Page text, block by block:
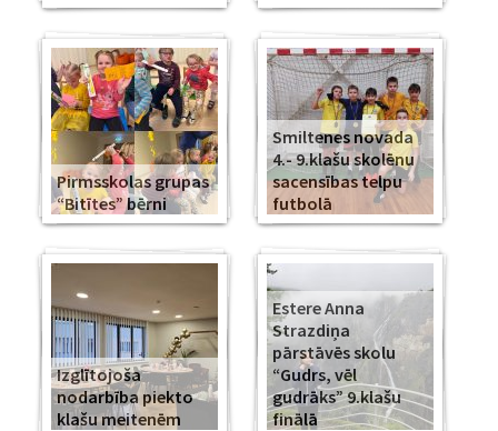
Pirmsskolas grupas
“Bitītes” bērni
Smiltenes novada
4.- 9.klašu skolēnu
sacensības telpu
futbolā
Izglītojoša
nodarbība piekto
klašu meitenēm
Estere Anna
Strazdiņa
pārstāvēs skolu
“Gudrs, vēl
gudrāks” 9.klašu
finālā